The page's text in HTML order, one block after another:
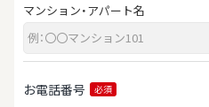
マンション・アパート名
お電話番号 必須